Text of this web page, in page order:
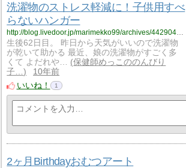
洗濯物のストレス軽減に！子供用すべ
らないハンガー
生後62日目。 昨日から天気がいいので洗濯物
が乾いて助かる 最近、娘の洗濯物がすごく多
くて よだれや…
保健師めっこののんびり
子…
10年前
いいね！
1
2ヶ月Birthdayおむつアート